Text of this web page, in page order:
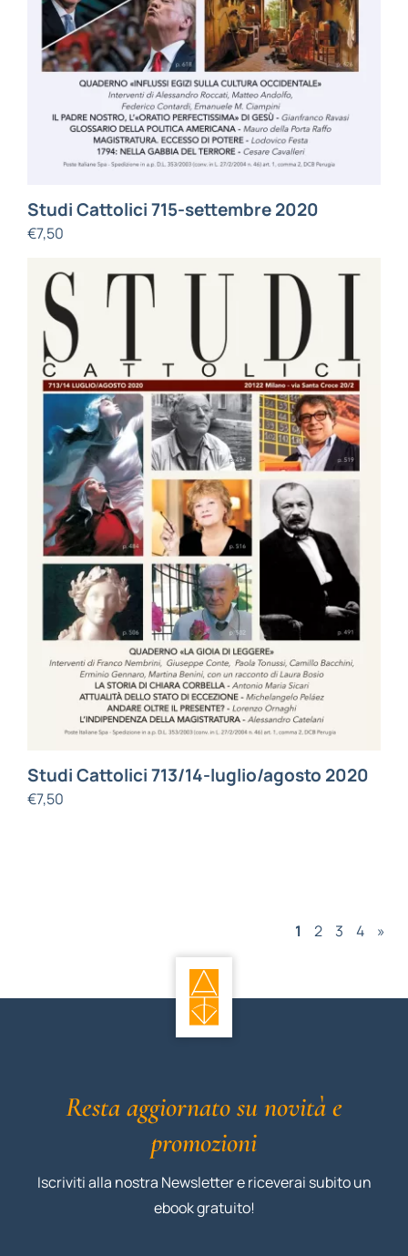
Studi Cattolici 715-settembre 2020
€7,50
Studi Cattolici 713/14-luglio/agosto 2020
€7,50
1 2 3 4 »
Resta aggiornato su novità e
promozioni
Iscriviti alla nostra Newsletter e riceverai subito un
ebook gratuito!